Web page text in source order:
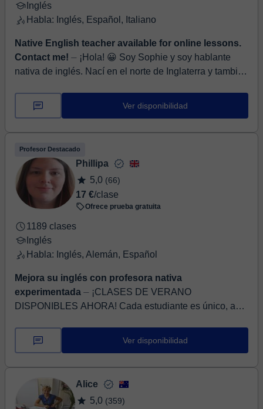
Inglés
Habla: Inglés, Español, Italiano
Native English teacher available for online lessons.
Contact me! ⏤ ¡Hola! 😀 Soy Sophie y soy hablante
nativa de inglés. Nací en el norte de Inglaterra y también
años dando clases de inglés a niños y adultos de todas
las edades y niveles. Puedo ayudarte a mejorar tu nivel
y Literaturas Extranjeras y tengo un máster en
Traducción. Me encanta enseñar, mis clases son
personalizadas y adaptadas a las necesidades de cada
uno. No dudes en ponerte en contacto conmigo si tienes
alguna duda, podemos decidir juntos la mejor
metodología para ti y los temas que prefieres tratar
durante las clases 👉🏽Recuerda que la primera clase de
prueba es gratuita 👩🏻‍💻 ¡Hasta pronto!
Ver disponibilidad
Profesor Destacado
Phillipa
5,0 (66)
17 €/clase
Ofrece prueba gratuita
1189 clases
Inglés
Habla: Inglés, Alemán, Español
Mejora su inglés con profesora nativa
experimentada ⏤ ¡CLASES DE VERANO
DISPONIBLES AHORA! Cada estudiante es único, así
habilidades. Mi objetivo es cr...
Ver disponibilidad
Alice
5,0 (359)